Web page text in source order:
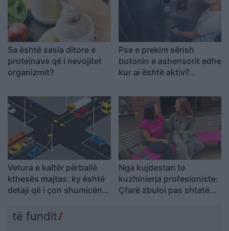
Sa është sasia ditore e
proteinave që i nevojitet
organizmit?
Pse e prekim sërish
butonin e ashensorit edhe
kur ai është aktiv?
këtij veprimi
Vetura e kaltër përballë
kthesës majtas: ky është
detaji që i çon shumicën
Nga kujdestari te
kuzhinierja profesioniste:
Çfarë zbuloi pas shtatë
të fundit